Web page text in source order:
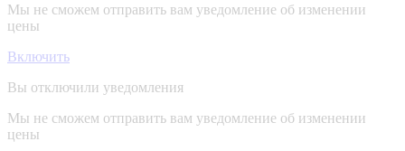
Мы не сможем отправить вам уведомление об изменении
цены
Включить
Вы отключили уведомления
Мы не сможем отправить вам уведомление об изменении
цены